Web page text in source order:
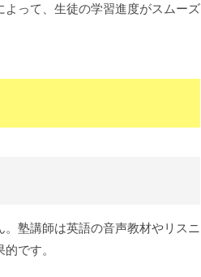
って、生徒の学習進度がスムーズ
塾講師は英語の音声教材やリスニ
です。